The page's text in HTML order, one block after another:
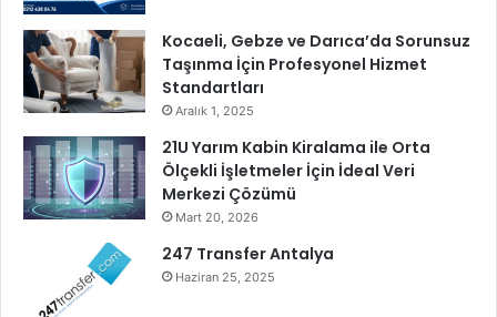
e
h
z
e
e
g
Kocaeli, Gebze ve Darıca’da Sorunsuz
Taşınma İçin Profesyonel Hizmet
Standartları
Aralık 1, 2025
21U Yarım Kabin Kiralama ile Orta
Ölçekli İşletmeler İçin İdeal Veri
Merkezi Çözümü
Mart 20, 2026
247 Transfer Antalya
Haziran 25, 2025